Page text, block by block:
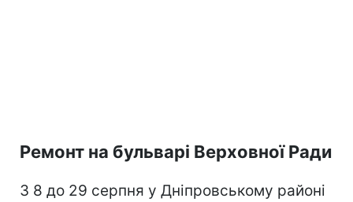
Ремонт на бульварі Верховної Ради
З 8 до 29 серпня у Дніпровському районі